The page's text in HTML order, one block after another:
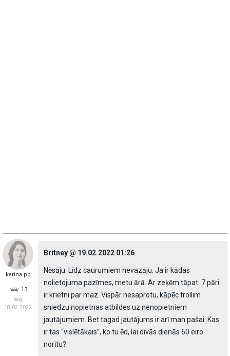
karina pp
13
Reģ:
18.02.2022
Britney @ 19.02.2022 01:26
Nēsāju. Līdz caurumiem nevazāju. Ja ir kādas
nolietojuma pazīmes, metu ārā. Ar zeķēm tāpat. 7 pāri
ir krietni par maz. Vispār nesaprotu, kāpēc trollim
sniedzu nopietnas atbildes uz nenopietniem
jautājumiem. Bet tagad jautājums ir arī man pašai. Kas
ir tas “vislētākais”, ko tu ēd, lai divās dienās 60 eiro
norītu?